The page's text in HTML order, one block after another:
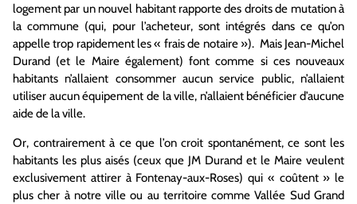
logement par un nouvel habitant rapporte des droits de mutation à
la commune (qui, pour l’acheteur, sont intégrés dans ce qu’on
appelle trop rapidement les « frais de notaire »). Mais Jean-Michel
Durand (et le Maire également) font comme si ces nouveaux
habitants n’allaient consommer aucun service public, n’allaient
utiliser aucun équipement de la ville, n’allaient bénéficier d’aucune
aide de la ville.
Or, contrairement à ce que l’on croit spontanément, ce sont les
habitants les plus aisés (ceux que JM Durand et le Maire veulent
exclusivement attirer à Fontenay-aux-Roses) qui « coûtent » le
plus cher à notre ville ou au territoire comme Vallée Sud Grand